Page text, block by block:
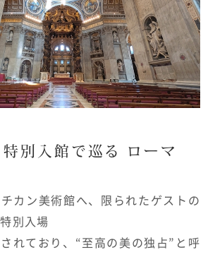
別入館で巡る ローマ
カン美術館へ、限られたゲストの
別入場
れており、“至高の美の独占”と呼